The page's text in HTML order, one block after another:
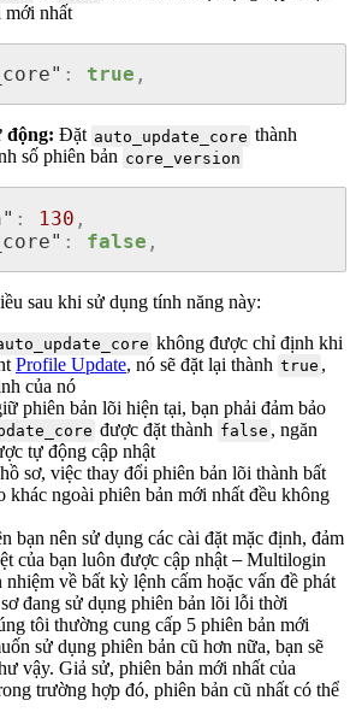
mới nhất
: true ,
động: Đặt auto_update_core thành
số phiên bản core_version
: 130 ,
: false ,
sau khi sử dụng tính năng này:
không được chỉ định khi
Profile Update, nó sẽ đặt lại thành true ,
của nó
phiên bản lõi hiện tại, bạn phải đảm bảo
được đặt thành false , ngăn
tự động cập nhật
sơ, việc thay đổi phiên bản lõi thành bất
khác ngoài phiên bản mới nhất đều không
bạn nên sử dụng các cài đặt mặc định, đảm
của bạn luôn được cập nhật –Multilogin
về bất kỳ lệnh cấm hoặc vấn đề phát
đang sử dụng phiên bản lõi lỗi thời
tôi thường cung cấp 5 phiên bản mới
sử dụng phiên bản cũ hơn nữa, bạn sẽ
vậy. Giả sử, phiên bản mới nhất của
trường hợp đó, phiên bản cũ nhất có thể